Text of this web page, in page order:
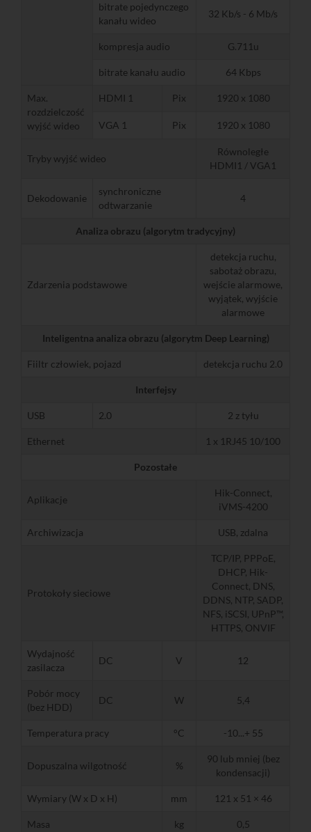
bitrate pojedynczego
kanału wideo
32 Kb/s - 6 Mb/s
kompresja audio G.711u
bitrate kanału audio 64 Kbps
Max.
rozdzielczość
wyjść wideo
HDMI 1 Pix 1920 x 1080
VGA 1 Pix 1920 x 1080
Tryby wyjść wideo
Równoległe
HDMI1 / VGA1
Dekodowanie
synchroniczne
odtwarzanie
4
Analiza obrazu (algorytm tradycyjny)
Zdarzenia podstawowe
detekcja ruchu,
sabotaż obrazu,
wejście alarmowe,
wyjątek, wyjście
alarmowe
Inteligentna analiza obrazu (algorytm Deep Learning)
Fiiltr człowiek, pojazd detekcja ruchu 2.0
Interfejsy
USB 2.0 2 z tyłu
Ethernet 1 x 1RJ45 10/100
Pozostałe
Aplikacje
Hik-Connect,
iVMS-4200
Archiwizacja USB, zdalna
Protokoły sieciowe
TCP/IP, PPPoE,
DHCP, Hik-
Connect, DNS,
DDNS, NTP, SADP,
NFS, iSCSI, UPnP™,
HTTPS, ONVIF
Wydajność
zasilacza
DC V 12
Pobór mocy
(bez HDD)
DC W 5,4
Temperatura pracy °C -10...+ 55
Dopuszalna wilgotność %
90 lub mniej (bez
kondensacji)
Wymiary (W x D x H) mm 121 x 51 × 46
Masa kg 0,5